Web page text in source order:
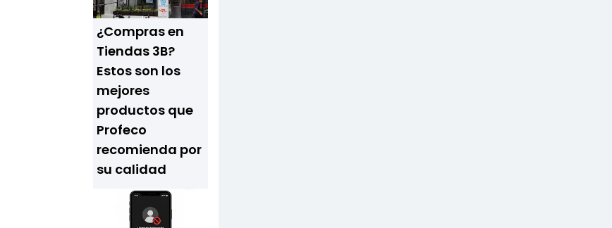
¿Compras en
Tiendas 3B?
Estos son los
mejores
productos que
Profeco
recomienda por
su calidad